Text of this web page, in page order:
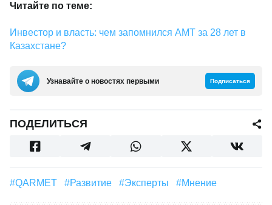
Читайте по теме:
Инвестор и власть: чем запомнился АМТ за 28 лет в
Казахстане?
Узнавайте о новостях первыми Подписаться
ПОДЕЛИТЬСЯ
#QARMET #Развитие #эксперты #мнение